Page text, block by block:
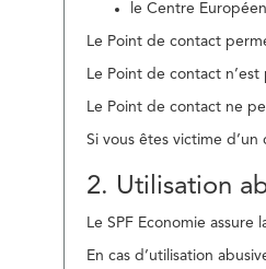
le Centre
Le Point de contact
Le Point de contact
Le Point de contact ne
Si vous êtes victime
2. Utilisation
Le SPF Economie
En cas d’utilisation